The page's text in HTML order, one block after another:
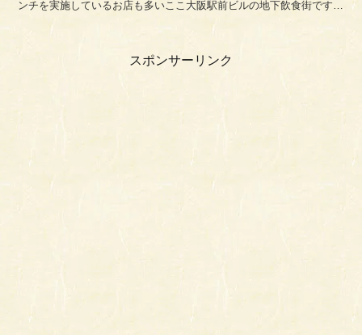
ンチを実施しているお店も多いここ大阪駅前ビルの地下飲食街です
スポンサーリンク